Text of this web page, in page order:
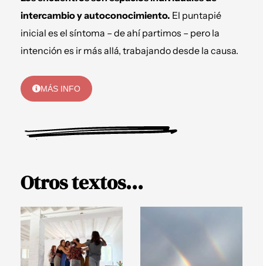
intercambio y autoconocimiento. El puntapié
inicial es el síntoma – de ahí partimos – pero la
intención es ir más allá, trabajando desde la causa.
MÁS INFO
Otros textos...